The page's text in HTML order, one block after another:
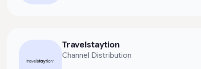
Travelstaytion
Channel Distribution